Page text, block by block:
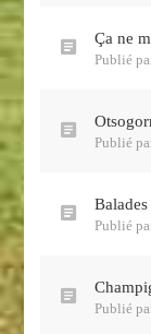
Ça ne
Publié
Publié
Publié
Publié